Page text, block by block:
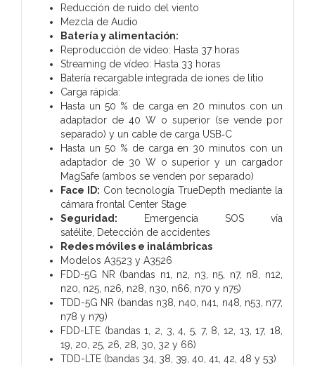
Reducción de ruido del viento
Mezcla de Audio
Batería y alimentación:
Reproducción de vídeo: Hasta 37 horas
Streaming de vídeo: Hasta 33 horas
Batería recargable integrada de iones de litio
Carga rápida:
Hasta un 50 % de carga en 20 minutos con un
adaptador de 40 W o superior (se vende por
separado) y un cable de carga USB‑C
Hasta un 50 % de carga en 30 minutos con un
adaptador de 30 W o superior y un cargador
MagSafe (ambos se venden por separado)
Face ID: Con tecnología TrueDepth mediante la
cámara frontal Center Stage
Seguridad:
Emergencia SOS vía
satélite, Detección de accidentes
Redes móviles e inalámbricas
Modelos A3523 y A3526
FDD-5G NR (bandas n1, n2, n3, n5, n7, n8, n12,
n20, n25, n26, n28, n30, n66, n70 y n75)
TDD-5G NR (bandas n38, n40, n41, n48, n53, n77,
n78 y n79)
FDD-LTE (bandas 1, 2, 3, 4, 5, 7, 8, 12, 13, 17, 18,
19, 20, 25, 26, 28, 30, 32 y 66)
TDD-LTE (bandas 34, 38, 39, 40, 41, 42, 48 y 53)